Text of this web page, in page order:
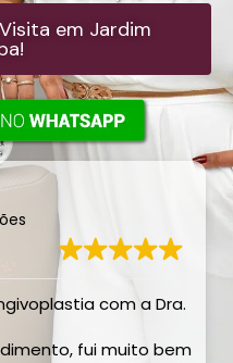
em Jardim
com a Dra.
fui muito bem